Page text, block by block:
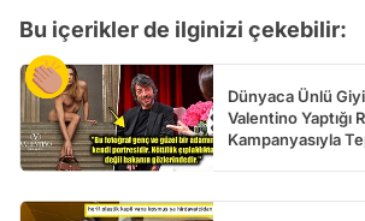
Bu içerikler de ilginizi çekebilir:
Dünyaca Ünlü
Valentino Yaptığı
Kampanyasıyla